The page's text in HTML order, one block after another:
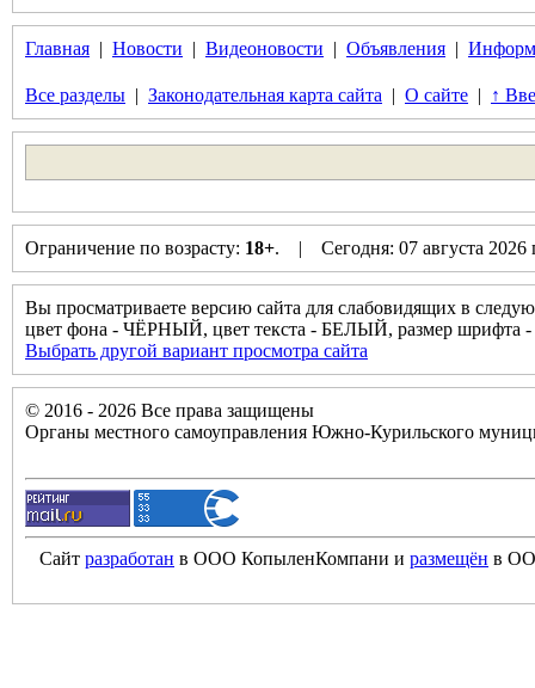
Главная | Новости | Видеоновости | Объявления |
Все разделы | Законодательная карта сайта | О сайте | ↑
Ограничение по возрасту: 18+. | Сегодня: 07 августа
Вы просматриваете версию сайта для слабовидящих в
цвет фона - ЧЁРНЫЙ, цвет текста - БЕЛЫЙ, размер
Выбрать другой вариант просмотра сайта
© 2016 - 2026 Все права защищены
Органы местного самоуправления Южно-Курильского
Сайт разработан в ООО КопыленКомпани и размещён в